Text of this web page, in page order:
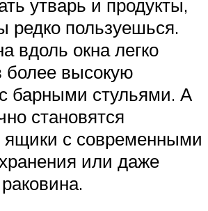
утварь и продукты,
редко пользуешься.
вдоль окна легко
более высокую
барными стульями. А
становятся
с современными
или даже